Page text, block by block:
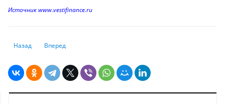
Источник www.vestifinance.ru
Предыдущий: Казахстанские авиакомпании переносят рейсы в
Назад Следующий: Глава Минфина о возможности повышения
Вперед